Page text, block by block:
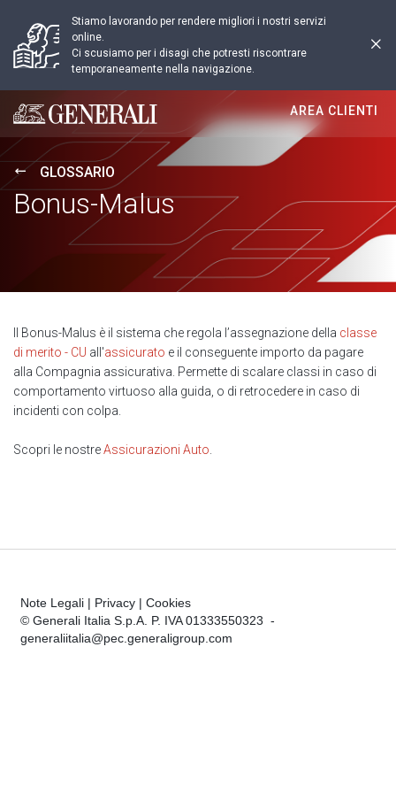
Stiamo lavorando per rendere migliori i nostri servizi
online.
Ci scusiamo per i disagi che potresti riscontrare
temporaneamente nella navigazione.
Generali logo
AREA CLIENTI
GLOSSARIO
Bonus-Malus
Il Bonus-Malus è il sistema che regola l’assegnazione della classe
di merito - CU all'assicurato e il conseguente importo da pagare
alla Compagnia assicurativa. Permette di scalare classi in caso di
comportamento virtuoso alla guida, o di retrocedere in caso di
incidenti con colpa.
Scopri le nostreAssicurazioni Auto
Note Legali | Privacy | Cookies
© Generali Italia S.p.A. P. IVA 01333550323 -
generaliitalia@pec.generaligroup.com